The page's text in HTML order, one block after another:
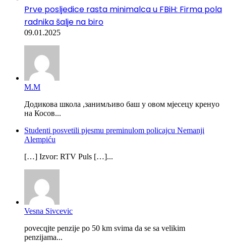
Prve posljedice rasta minimalca u FBiH: Firma pola
radnika šalje na biro
09.01.2025
М.М
Додикова школа ,занимљиво баш у овом мјесецу кренуо
на Косов...
Studenti posvetili pjesmu preminulom policajcu Nemanji
Alempiću
[…] Izvor: RTV Puls […]...
Vesna Sivcevic
povecqjte penzije po 50 km svima da se sa velikim
penzijama...